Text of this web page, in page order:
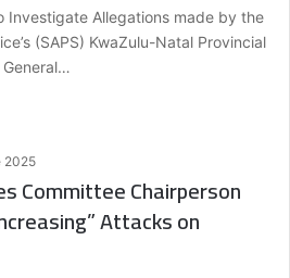
Investigate Allegations made by the
(SAPS) KwaZulu-Natal Provincial
2025
Committee Chairperson
Attacks on